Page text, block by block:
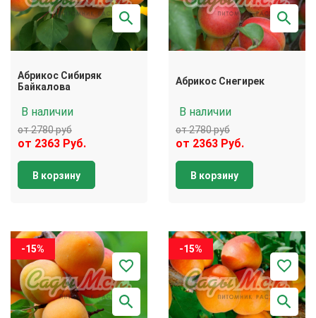
Абрикос Сибиряк
Байкалова
В наличии
от 2780 руб
от 2363 Руб.
В корзину
Абрикос Снегирек
В наличии
от 2780 руб
от 2363 Руб.
В корзину
-15% -15%